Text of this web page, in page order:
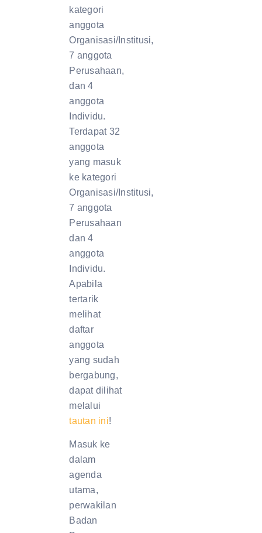
kategori
anggota
Organisasi/Institusi,
7 anggota
Perusahaan,
dan 4
anggota
Individu.
Terdapat 32
anggota
yang masuk
ke kategori
Organisasi/Institusi,
7 anggota
Perusahaan
dan 4
anggota
Individu.
Apabila
tertarik
melihat
daftar
anggota
yang sudah
bergabung,
dapat dilihat
melalui
tautan ini!
Masuk ke
dalam
agenda
utama,
perwakilan
Badan